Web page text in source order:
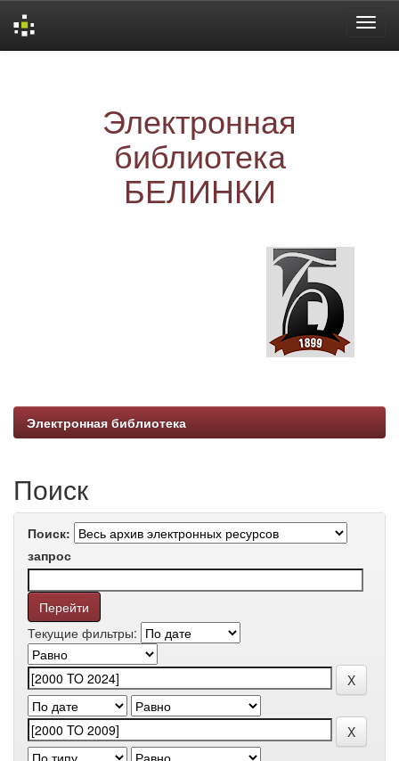
Электронная
библиотека
БЕЛИНКИ
Электронная библиотека
Поиск
Поиск:
запрос
Текущие фильтры: